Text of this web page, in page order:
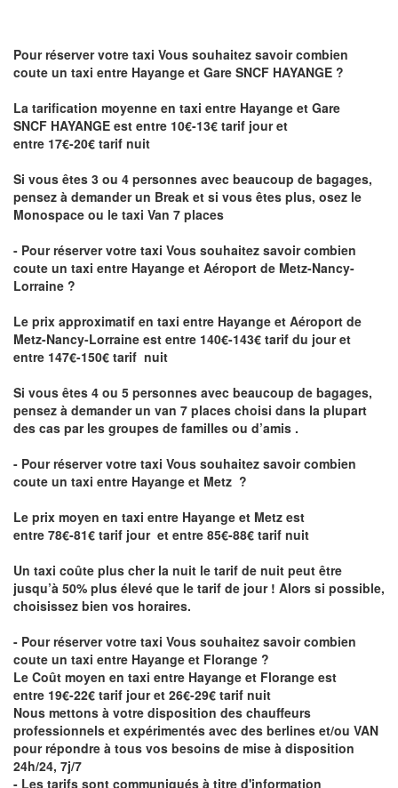
Pour réserver votre taxi Vous souhaitez savoircombien
coute un taxi entre Hayange et Gare SNCF HAYANGE ?
La tarification moyenne en taxi entre Hayange et Gare
SNCF HAYANGE est entre 10€-13€ tarif jour et
entre 17€-20€ tarif nuit
Si vous êtes 3 ou 4 personnes avec beaucoup de bagages,
pensez à demander un Break et si vous êtes plus, osez le
Monospace ou le taxi Van 7 places
- Pour réserver votre taxi Vous souhaitez savoircombien
coute un taxi entre Hayange et Aéroport de Metz-Nancy-
Lorraine ?
Le prix approximatif en taxi entre Hayange et Aéroport de
Metz-Nancy-Lorraine est entre 140€-143€ tarif du jour et
entre 147€-150€ tarif nuit
Si vous êtes 4 ou 5 personnes avec beaucoup de bagages,
pensez à demander un van 7 places choisi dans la plupart
des cas par les groupes de familles ou d’amis .
- Pour réserver votre taxi Vous souhaitez savoircombien
coute un taxi entre Hayange et Metz ?
Le prix moyen en taxi entre Hayange et Metz est
entre 78€-81€ tarif jour et entre 85€-88€ tarif nuit
Un taxi coûte plus cher la nuit le tarif de nuit peut être
jusqu’à 50% plus élevé que le tarif de jour ! Alors si possible,
choisissez bien vos horaires.
- Pour réserver votre taxi Vous souhaitez savoircombien
coute un taxi entre Hayange et Florange ?
Le Coût moyen en taxi entre Hayange et Florange est
entre 19€-22€ tarif jour et 26€-29€ tarif nuit
Nous mettons à votre disposition des chauffeurs
professionnels et expérimentés avec des berlines et/ou VAN
pour répondre à tous vos besoins de mise à disposition
24h/24, 7j/7
- Les tarifs sont communiqués à titre d'information